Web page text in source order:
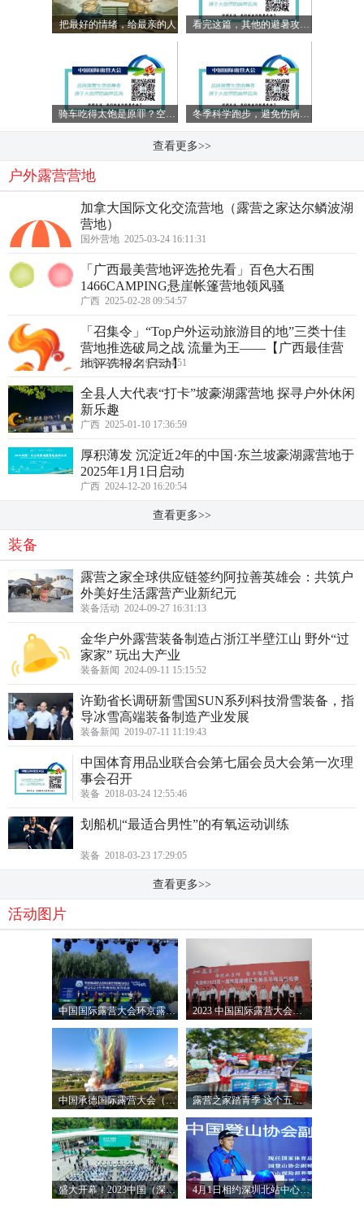
把最好的情绪，给最亲的人 看完这篇，其他的避暑攻略你可以扔了
骑车吃得太饱是原罪？空腹骑车燃脂更快? 冬季科学跑步，避免伤病延长你的跑步寿命！
查看更多>>
户外露营营地
加拿大国际文化交流营地（露营之家达尔鳞波湖
营地）
国外营地 2025-03-24 16:11:31
「广西最美营地评选抢先看」百色大石围
1466CAMPING悬崖帐篷营地领风骚
广西 2025-02-28 09:54:57
「召集令」“Top户外运动旅游目的地”三类十佳
营地推选破局之战 流量为王——【广西最佳营
地评选报名启动】
广西 2025-02-19 15:24:51
全县人大代表“打卡”坡豪湖露营地 探寻户外休闲
新乐趣
广西 2025-01-10 17:36:59
厚积薄发 沉淀近2年的中国·东兰坡豪湖露营地于
2025年1月1日启动
广西 2024-12-20 16:20:54
查看更多>>
装备
露营之家全球供应链签约阿拉善英雄会：共筑户
外美好生活露营产业新纪元
装备活动 2024-09-27 16:31:13
金华户外露营装备制造占浙江半壁江山 野外“过
家家” 玩出大产业
装备新闻 2024-09-11 15:15:52
许勤省长调研新雪国SUN系列科技滑雪装备，指
导冰雪高端装备制造产业发展
装备新闻 2019-07-11 11:19:43
中国体育用品业联合会第七届会员大会第一次理
事会召开
装备 2018-03-24 12:55:46
划船机|“最适合男性”的有氧运动训练
装备 2018-03-23 17:29:05
查看更多>>
活动图片
中国国际露营大会环京露营季馆陶成功启动 2023 中国国际露营大会第一届“怡居潞城 红色神头”半程马拉松准时开赛
中国承德国际露营大会（塞罕坝）启动 露营之家踏青季 这个五一不太挤
盛大开幕！2023中国（深圳龙华）国际露营大会暨中国国际露营产业投资运营大会 4月1日相约深圳北站中心公园，和奥运冠军一同开跑！